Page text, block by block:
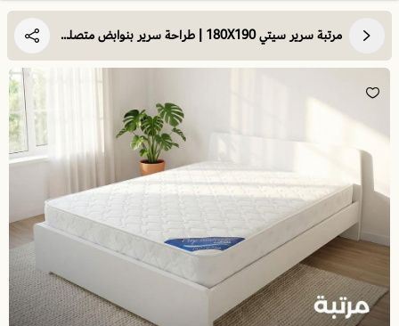
مرتبة سرير سيتي 180X190 | طراحة سرير بنوابض متصلة | استرخاء ونوم مريح وهادئ